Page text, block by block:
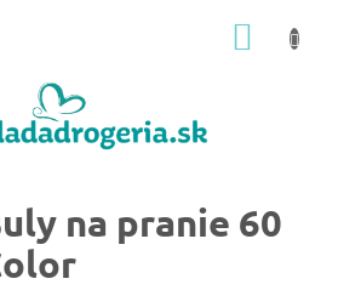
na pranie 60